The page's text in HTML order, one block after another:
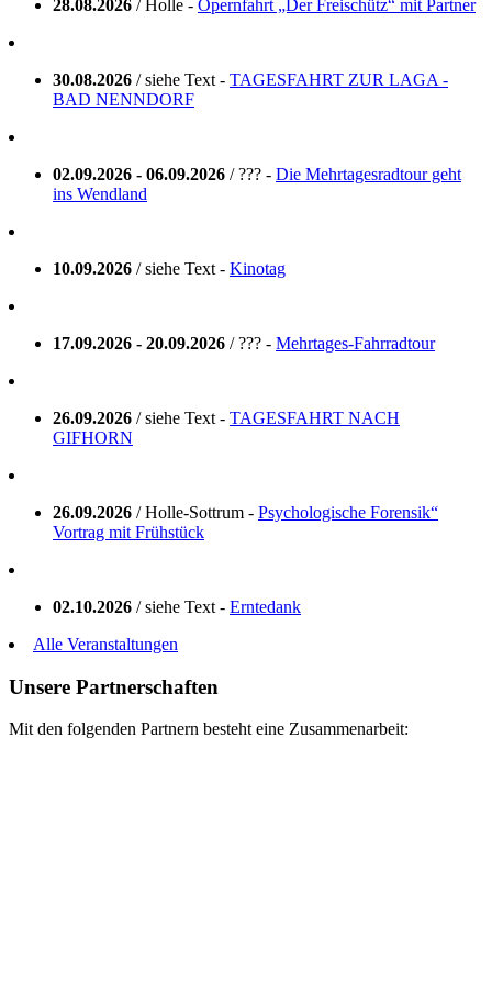
28.08.2026 / Holle - Opernfahrt „Der Freischütz“ mit Partner
30.08.2026 / siehe Text - TAGESFAHRT ZUR LAGA -
BAD NENNDORF
02.09.2026 - 06.09.2026 / ??? - Die Mehrtagesradtour geht
ins Wendland
10.09.2026 / siehe Text - Kinotag
17.09.2026 - 20.09.2026 / ??? - Mehrtages-Fahrradtour
26.09.2026 / siehe Text - TAGESFAHRT NACH
GIFHORN
26.09.2026 / Holle-Sottrum - Psychologische Forensik“
Vortrag mit Frühstück
02.10.2026 / siehe Text - Erntedank
Alle Veranstaltungen
Unsere Partnerschaften
Mit den folgenden Partnern besteht eine Zusammenarbeit: